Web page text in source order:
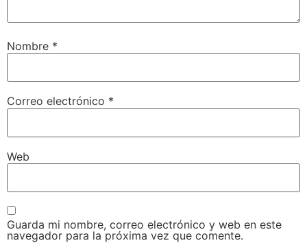
Nombre *
Correo electrónico *
Web
Guarda mi nombre, correo electrónico y web en este
navegador para la próxima vez que comente.